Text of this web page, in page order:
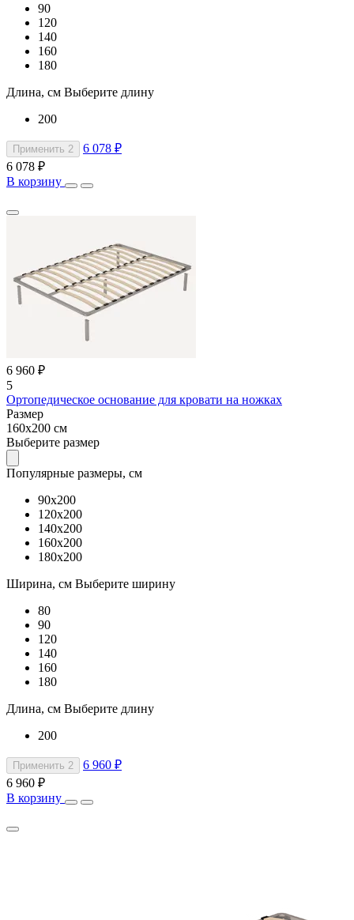
90
120
140
160
180
Длина, см Выберите длину
200
Применить 2
6 078 ₽
6 078 ₽
В корзину
6 960 ₽
5
Ортопедическое основание для кровати на ножках
Размер
160x200 см
Выберите размер
Популярные размеры, см
90x200
120x200
140x200
160x200
180x200
Ширина, см Выберите ширину
80
90
120
140
160
180
Длина, см Выберите длину
200
Применить 2
6 960 ₽
6 960 ₽
В корзину